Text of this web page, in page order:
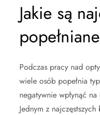
Jakie są
Podczas pracy nad
wiele osób popełnia
negatywnie wpłynąć
Jednym z